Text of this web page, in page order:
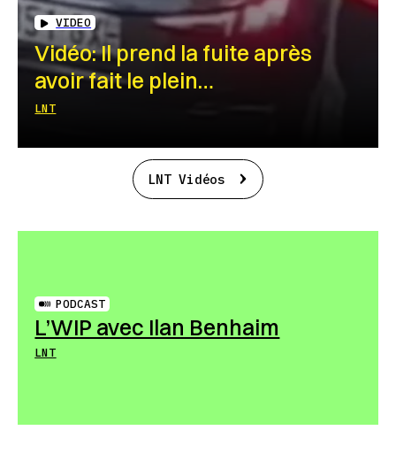
VIDEO
Vidéo: Il prend la fuite après
avoir fait le plein…
LNT
LNT Vidéos
PODCAST
L’WIP avec Ilan Benhaim
LNT